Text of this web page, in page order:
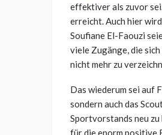
effektiver als zuvor
erreicht. Auch hier
Soufiane El-Faouzi
viele Zugänge, die
nicht mehr zu
Das wiederum sei auf
sondern auch das
Sportvorstands neu
für die enorm positive